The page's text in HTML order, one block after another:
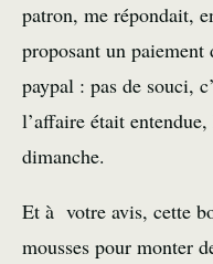
patron, me répondait,
proposant un
paypal : pas de souci,
l’affaire était
dimanche.
Et à votre avis, cette
mousses pour monter